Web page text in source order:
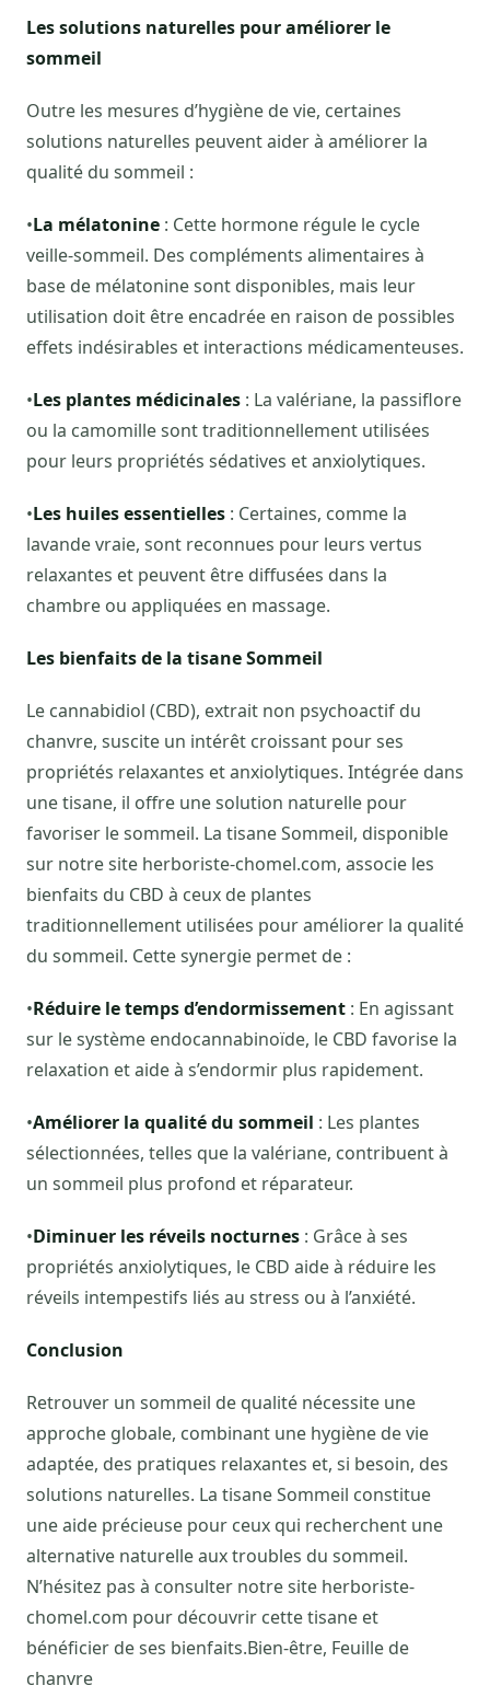
Les solutions naturelles pour améliorer le
sommeil
Outre les mesures d’hygiène de vie, certaines
solutions naturelles peuvent aider à améliorer la
qualité du sommeil :
•La mélatonine : Cette hormone régule le cycle
veille-sommeil. Des compléments alimentaires à
base de mélatonine sont disponibles, mais leur
utilisation doit être encadrée en raison de possibles
effets indésirables et interactions médicamenteuses.
•Les plantes médicinales : La valériane, la passiflore
ou la camomille sont traditionnellement utilisées
pour leurs propriétés sédatives et anxiolytiques.
•Les huiles essentielles : Certaines, comme la
lavande vraie, sont reconnues pour leurs vertus
relaxantes et peuvent être diffusées dans la
chambre ou appliquées en massage.
Les bienfaits de la tisane Sommeil
Le cannabidiol (CBD), extrait non psychoactif du
chanvre, suscite un intérêt croissant pour ses
propriétés relaxantes et anxiolytiques. Intégrée dans
une tisane, il offre une solution naturelle pour
favoriser le sommeil. La tisane Sommeil, disponible
sur notre site herboriste-chomel.com, associe les
bienfaits du CBD à ceux de plantes
traditionnellement utilisées pour améliorer la qualité
du sommeil. Cette synergie permet de :
•Réduire le temps d’endormissement : En agissant
sur le système endocannabinoïde, le CBD favorise la
relaxation et aide à s’endormir plus rapidement.
•Améliorer la qualité du sommeil : Les plantes
sélectionnées, telles que la valériane, contribuent à
un sommeil plus profond et réparateur.
•Diminuer les réveils nocturnes : Grâce à ses
propriétés anxiolytiques, le CBD aide à réduire les
réveils intempestifs liés au stress ou à l’anxiété.
Conclusion
Retrouver un sommeil de qualité nécessite une
approche globale, combinant une hygiène de vie
adaptée, des pratiques relaxantes et, si besoin, des
solutions naturelles. La tisane Sommeil constitue
une aide précieuse pour ceux qui recherchent une
alternative naturelle aux troubles du sommeil.
N’hésitez pas à consulter notre site herboriste-
chomel.com pour découvrir cette tisane et
bénéficier de ses bienfaits.Bien-être, Feuille de
chanvre